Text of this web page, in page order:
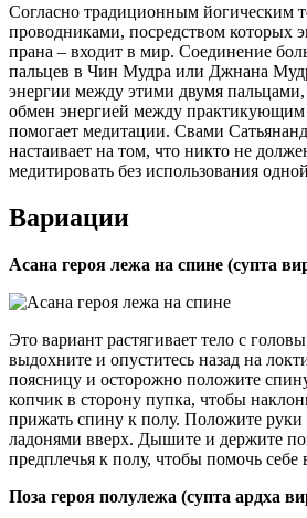
Согласно традиционным йогическим
проводниками, посредством которых
прана – входит в мир. Соединение
пальцев в Чин Мудра или Джнана
энергии между этими двумя пальцами,
обмен энергией между
помогает медитации. Свами
настаивает на том, что никто не
медитировать без использования
Вариации
Асана героя лежа на спине (супта
Это вариант растягивает тело с
выдохните и опуститесь назад на
поясницу и осторожно положите
копчик в сторону пупка, чтобы
прижать спину к полу. Положите руки
ладонями вверх. Дышите и держите
предплечья к полу, чтобы помочь себе
Поза героя полулежа (супта ардха